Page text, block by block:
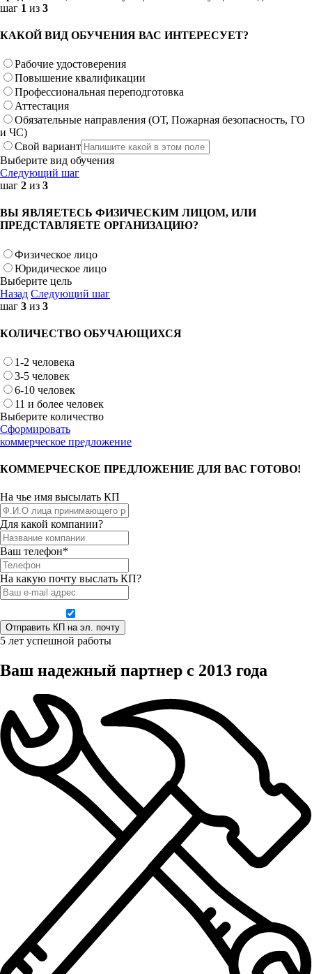
шаг 1 из 3
КАКОЙ ВИД ОБУЧЕНИЯ ВАС ИНТЕРЕСУЕТ?
Рабочие удостоверения
Повышение квалификации
Профессиональная переподготовка
Аттестация
Обязательные направления (ОТ, Пожарная безопасность, ГО
и ЧС)
Свой вариант
Выберите вид обучения
Следующий шаг
шаг 2 из 3
ВЫ ЯВЛЯЕТЕСЬ ФИЗИЧЕСКИМ ЛИЦОМ, ИЛИ
ПРЕДСТАВЛЯЕТЕ ОРГАНИЗАЦИЮ?
Физическое лицо
Юридическое лицо
Выберите цель
Назад Следующий шаг
шаг 3 из 3
КОЛИЧЕСТВО ОБУЧАЮЩИХСЯ
1-2 человека
3-5 человек
6-10 человек
11 и более человек
Выберите количество
Сформировать
коммерческое предложение
КОММЕРЧЕСКОЕ ПРЕДЛОЖЕНИЕ ДЛЯ ВАС ГОТОВО!
На чье имя высылать КП
Для какой компании?
Ваш телефон*
На какую почту выслать КП?
5 лет успешной работы
Ваш надежный партнер с 2013 года